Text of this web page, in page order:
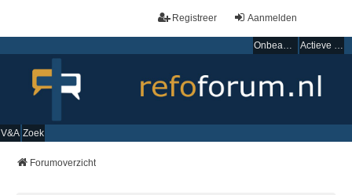
Aanmelden
Registreer
Onbeantwoorde onderwerpen Actieve onderwerpen
V&A Zoek
Forumoverzicht